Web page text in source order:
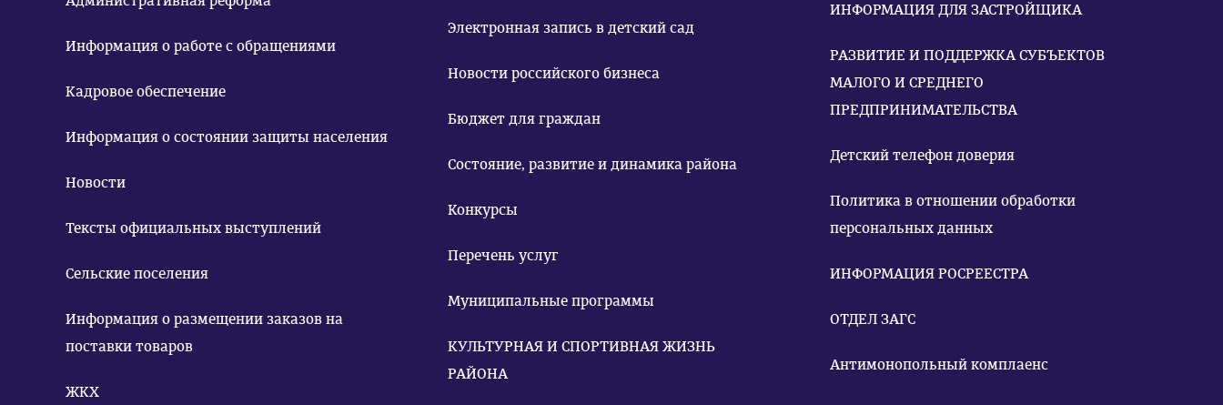
Информация о работе с обращениями
Кадровое обеспечение
Информация о состоянии защиты населения
Новости
Тексты официальных выступлений
Сельские поселения
Информация о размещении заказов на
поставки товаров
ЖКХ
Электронная запись в детский сад
Новости российского бизнеса
Бюджет для граждан
Состояние, развитие и динамика района
Конкурсы
Перечень услуг
Муниципальные программы
КУЛЬТУРНАЯ И СПОРТИВНАЯ ЖИЗНЬ
РАЙОНА
ИНФОРМАЦИЯ ДЛЯ ЗАСТРОЙЩИКА
РАЗВИТИЕ И ПОДДЕРЖКА СУБЪЕКТОВ
МАЛОГО И СРЕДНЕГО
ПРЕДПРИНИМАТЕЛЬСТВА
Детский телефон доверия
Политика в отношении обработки
персональных данных
ИНФОРМАЦИЯ РОСРЕЕСТРА
ОТДЕЛ ЗАГС
Антимонопольный комплаенс